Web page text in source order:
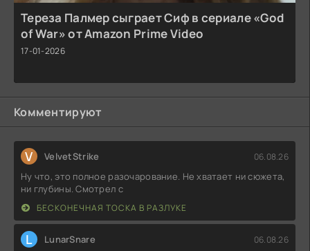
Тереза Палмер сыграет Сиф в сериале «God
of War» от Amazon Prime Video
17-01-2026
Комментируют
V VelvetStrike 06.08.26
Ну что, это полное разочарование. Не хватает ни сюжета,
ни глубины. Смотрел с
БЕСКОНЕЧНАЯ ТОСКА В РАЗЛУКЕ
L LunarSnare 06.08.26